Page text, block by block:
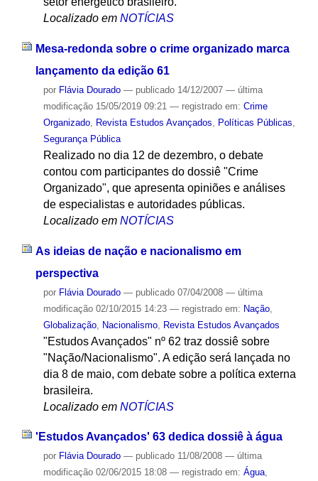
Localizado em NOTÍCIAS
Mesa-redonda sobre o crime organizado marca
lançamento da edição 61
por Flávia Dourado — publicado14/12/2007 — última
modificação15/05/2019 09:21 — registrado em: Crime
Organizado, Revista Estudos Avançados, Políticas Públicas,
Segurança Pública
Realizado no dia 12 de dezembro, o debate
contou com participantes do dossiê "Crime
Organizado", que apresenta opiniões e análises
de especialistas e autoridades públicas.
Localizado em NOTÍCIAS
As ideias de nação e nacionalismo em
perspectiva
por Flávia Dourado — publicado07/04/2008 — última
modificação02/10/2015 14:23 — registrado em: Nação,
Globalização, Nacionalismo, Revista Estudos Avançados
"Estudos Avançados" nº 62 traz dossiê sobre
"Nação/Nacionalismo". A edição será lançada no
dia 8 de maio, com debate sobre a política externa
brasileira.
Localizado em NOTÍCIAS
'Estudos Avançados' 63 dedica dossiê à água
por Flávia Dourado — publicado11/08/2008 — última
modificação02/06/2015 18:08 — registrado em: Água,